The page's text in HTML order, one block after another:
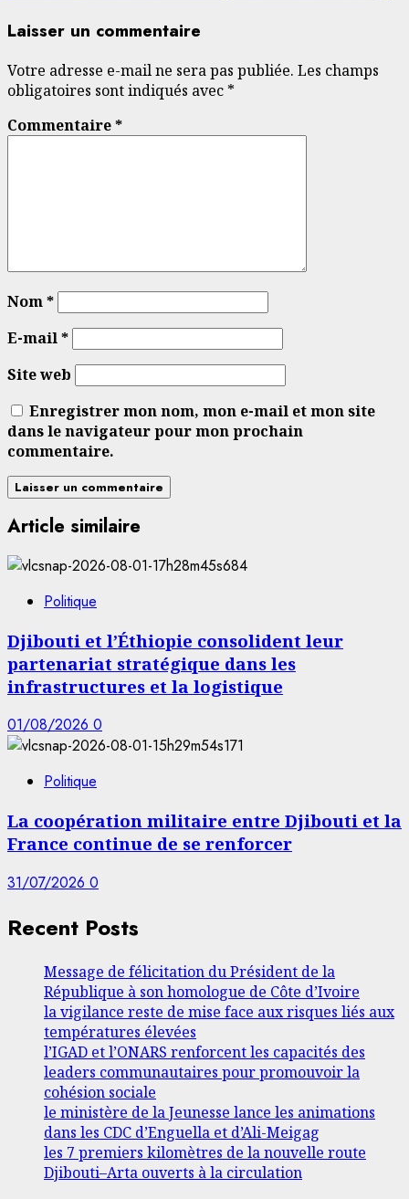
Laisser un commentaire
Votre adresse e-mail ne sera pas publiée. Les champs
obligatoires sont indiqués avec *
Commentaire*
Nom*
E-mail*
Site web
Enregistrer mon nom, mon e-mail et mon site
dans le navigateur pour mon prochain
commentaire.
Article similaire
Politique
Djibouti et l’Éthiopie consolident leur
partenariat stratégique dans les
infrastructures et la logistique
01/08/2026 0
Politique
La coopération militaire entre Djibouti et la
France continue de se renforcer
31/07/2026 0
Recent Posts
Message de félicitation du Président de la
République à son homologue de Côte d’Ivoire
la vigilance reste de mise face aux risques liés aux
températures élevées
l’IGAD et l’ONARS renforcent les capacités des
leaders communautaires pour promouvoir la
cohésion sociale
le ministère de la Jeunesse lance les animations
dans les CDC d’Enguella et d’Ali-Meigag
les 7 premiers kilomètres de la nouvelle route
Djibouti–Arta ouverts à la circulation